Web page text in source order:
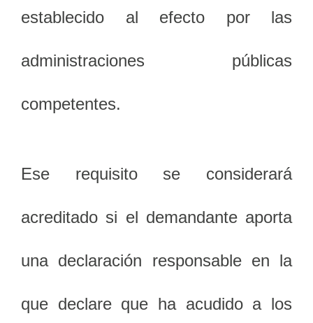
establecido al efecto por las
administraciones públicas
competentes.
Ese requisito se considerará
acreditado si el demandante aporta
una declaración responsable en la
que declare que ha acudido a los